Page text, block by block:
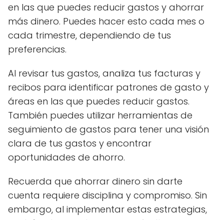
en las que puedes reducir gastos y ahorrar
más dinero. Puedes hacer esto cada mes o
cada trimestre, dependiendo de tus
preferencias.
Al revisar tus gastos, analiza tus facturas y
recibos para identificar patrones de gasto y
áreas en las que puedes reducir gastos.
También puedes utilizar herramientas de
seguimiento de gastos para tener una visión
clara de tus gastos y encontrar
oportunidades de ahorro.
Recuerda que ahorrar dinero sin darte
cuenta requiere disciplina y compromiso. Sin
embargo, al implementar estas estrategias,